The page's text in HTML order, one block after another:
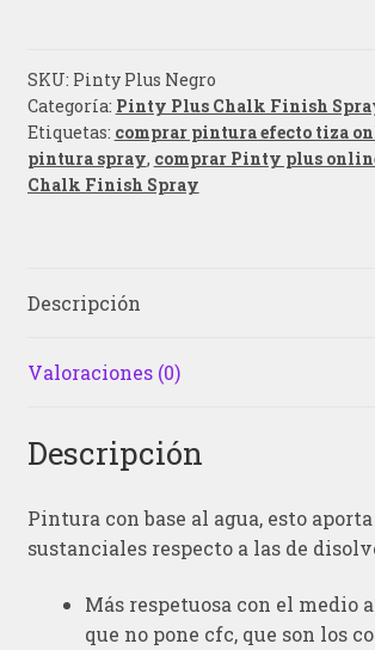
SKU: Pinty Plus Negro
Categoría: Pinty Plus Chalk Finish
Etiquetas: comprar pintura efecto tiza
pintura spray, comprar Pinty plus
Chalk Finish Spray
Descripción
Valoraciones (0)
Descripción
Pintura con base al agua, esto
sustanciales respecto a las de
Más respetuosa con el medio
que no pone cfc, que son los